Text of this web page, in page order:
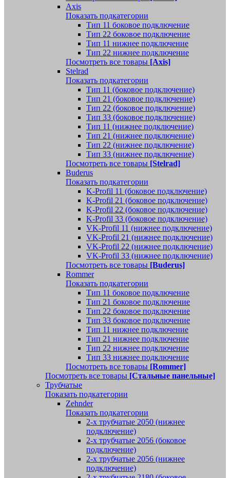
Axis
Показать подкатегории
Тип 11 боковое подключение
Тип 22 боковое подключение
Тип 11 нижнее подключение
Тип 22 нижнее подключение
Посмотреть все товары [Axis]
Stelrad
Показать подкатегории
Tип 11 (боковое подключение)
Тип 21 (боковое подключение)
Тип 22 (боковое подключение)
Тип 33 (боковое подключение)
Тип 11 (нижнее подключение)
Тип 21 (нижнее подключение)
Тип 22 (нижнее подключение)
Тип 33 (нижнее подключение)
Посмотреть все товары [Stelrad]
Buderus
Показать подкатегории
K-Profil 11 (боковое подключение)
K-Profil 21 (боковое подключение)
K-Profil 22 (боковое подключение)
K-Profil 33 (боковое подключение)
VK-Profil 11 (нижнее подключение)
VK-Profil 21 (нижнее подключение)
VK-Profil 22 (нижнее подключение)
VK-Profil 33 (нижнее подключение)
Посмотреть все товары [Buderus]
Rommer
Показать подкатегории
Тип 11 боковое подключение
Тип 21 боковое подключение
Тип 22 боковое подключение
Тип 33 боковое подключение
Тип 11 нижнее подключение
Тип 21 нижнее подключение
Тип 22 нижнее подключение
Тип 33 нижнее подключение
Посмотреть все товары [Rommer]
Посмотреть все товары [Стальные панельные]
Трубчатые
Показать подкатегории
Zehnder
Показать подкатегории
2-х трубчатые 2050 (нижнее
подключение)
2-х трубчатые 2056 (боковое
подключение)
2-х трубчатые 2056 (нижнее
подключение)